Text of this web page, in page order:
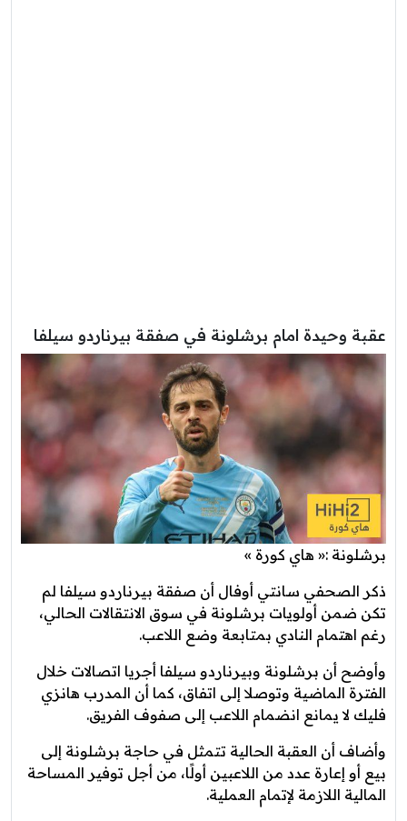
عقبة وحيدة امام برشلونة في صفقة بيرناردو سيلفا
برشلونة :« هاي كورة »
ذكر الصحفي سانتي أوفال أن صفقة بيرناردو سيلفا لم
تكن ضمن أولويات برشلونة في سوق الانتقالات الحالي،
رغم اهتمام النادي بمتابعة وضع اللاعب.
وأوضح أن برشلونة وبيرناردو سيلفا أجريا اتصالات خلال
الفترة الماضية وتوصلا إلى اتفاق، كما أن المدرب هانزي
فليك لا يمانع انضمام اللاعب إلى صفوف الفريق.
وأضاف أن العقبة الحالية تتمثل في حاجة برشلونة إلى
بيع أو إعارة عدد من اللاعبين أولًا، من أجل توفير المساحة
المالية اللازمة لإتمام العملية.